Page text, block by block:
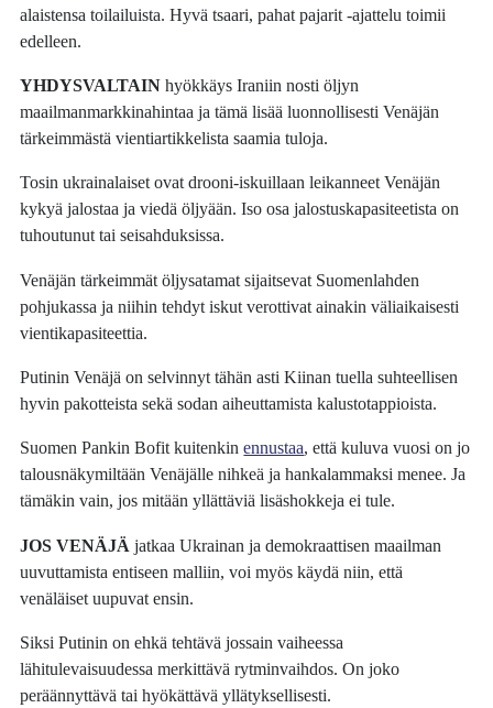
alaistensa toilailuista. Hyvä tsaari, pahat pajarit -ajattelu toimii
edelleen.
YHDYSVALTAIN hyökkäys Iraniin nosti öljyn
maailmanmarkkinahintaa ja tämä lisää luonnollisesti Venäjän
tärkeimmästä vientiartikkelista saamia tuloja.
Tosin ukrainalaiset ovat drooni-iskuillaan leikanneet Venäjän
kykyä jalostaa ja viedä öljyään. Iso osa jalostuskapasiteetista on
tuhoutunut tai seisahduksissa.
Venäjän tärkeimmät öljysatamat sijaitsevat Suomenlahden
pohjukassa ja niihin tehdyt iskut verottivat ainakin väliaikaisesti
vientikapasiteettia.
Putinin Venäjä on selvinnyt tähän asti Kiinan tuella suhteellisen
hyvin pakotteista sekä sodan aiheuttamista kalustotappioista.
Suomen Pankin Bofit kuitenkinennustaa, että kuluva vuosi on jo
talousnäkymiltään Venäjälle nihkeä ja hankalammaksi menee. Ja
tämäkin vain, jos mitään yllättäviä lisäshokkeja ei tule.
JOS VENÄJÄ jatkaa Ukrainan ja demokraattisen maailman
uuvuttamista entiseen malliin, voi myös käydä niin, että
venäläiset uupuvat ensin.
Siksi Putinin on ehkä tehtävä jossain vaiheessa
lähitulevaisuudessa merkittävä rytminvaihdos. On joko
peräännyttävä tai hyökättävä yllätyksellisesti.